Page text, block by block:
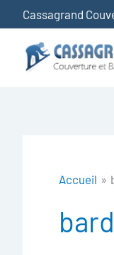
au
contenu
Cassagrand
Accueil